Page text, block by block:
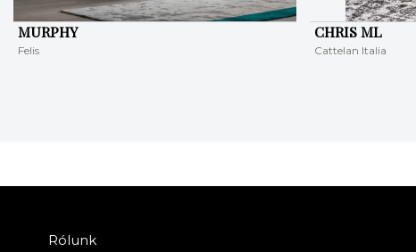
MURPHY
Felis
CHRIS ML
Cattelan Italia
Rólunk